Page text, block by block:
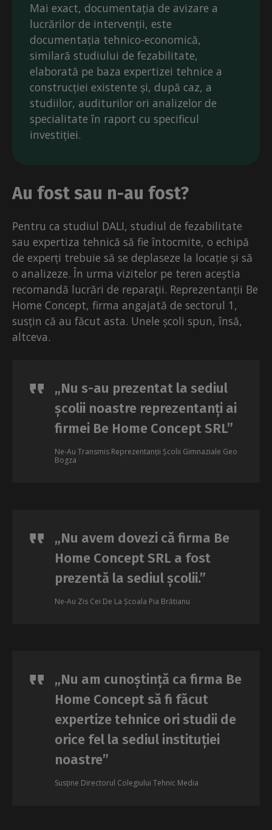
Mai exact, documentația de avizare a
lucrărilor de intervenții, este
documentația tehnico-economică,
similară studiului de fezabilitate,
elaborată pe baza expertizei tehnice a
construcției existente și, după caz, a
studiilor, auditurilor ori analizelor de
specialitate în raport cu specificul
investiției.
Au fost sau n-au fost?
Pentru ca studiul DALI, studiul de fezabilitate
sau expertiza tehnică să fie întocmite, o echipă
de experți trebuie să se deplaseze la locație și să
o analizeze. În urma vizitelor pe teren aceștia
recomandă lucrări de reparaţii. Reprezentanții Be
Home Concept, firma angajată de sectorul 1,
susțin că au făcut asta. Unele școli spun, însă,
altceva.
„Nu s-au prezentat la sediul
școlii noastre reprezentanți ai
firmei Be Home Concept SRL”
Ne-Au Transmis Reprezentanții Școlii Gimnaziale Geo
Bogza
„Nu avem dovezi că firma Be
Home Concept SRL a fost
prezentă la sediul școlii.”
Ne-Au Zis Cei De La Școala Pia Brătianu
„Nu am cunoștință ca firma Be
Home Concept să fi făcut
expertize tehnice ori studii de
orice fel la sediul instituției
noastre”
Susține Directorul Colegiului Tehnic Media